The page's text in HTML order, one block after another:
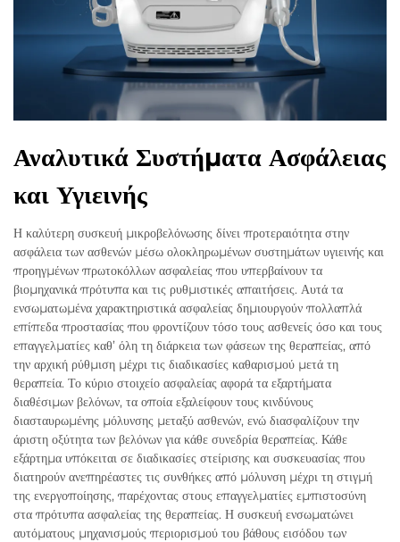
Αναλυτικά Συστήματα Ασφάλειας
και Υγιεινής
Η καλύτερη συσκευή μικροβελόνωσης δίνει προτεραιότητα στην
ασφάλεια των ασθενών μέσω ολοκληρωμένων συστημάτων υγιεινής και
προηγμένων πρωτοκόλλων ασφαλείας που υπερβαίνουν τα
βιομηχανικά πρότυπα και τις ρυθμιστικές απαιτήσεις. Αυτά τα
ενσωματωμένα χαρακτηριστικά ασφαλείας δημιουργούν πολλαπλά
επίπεδα προστασίας που φροντίζουν τόσο τους ασθενείς όσο και τους
επαγγελματίες καθ’ όλη τη διάρκεια των φάσεων της θεραπείας, από
την αρχική ρύθμιση μέχρι τις διαδικασίες καθαρισμού μετά τη
θεραπεία. Το κύριο στοιχείο ασφαλείας αφορά τα εξαρτήματα
διαθέσιμων βελόνων, τα οποία εξαλείφουν τους κινδύνους
διασταυρωμένης μόλυνσης μεταξύ ασθενών, ενώ διασφαλίζουν την
άριστη οξύτητα των βελόνων για κάθε συνεδρία θεραπείας. Κάθε
εξάρτημα υπόκειται σε διαδικασίες στείρισης και συσκευασίας που
διατηρούν ανεπηρέαστες τις συνθήκες από μόλυνση μέχρι τη στιγμή
της ενεργοποίησης, παρέχοντας στους επαγγελματίες εμπιστοσύνη
στα πρότυπα ασφαλείας της θεραπείας. Η συσκευή ενσωματώνει
αυτόματους μηχανισμούς περιορισμού του βάθους εισόδου των